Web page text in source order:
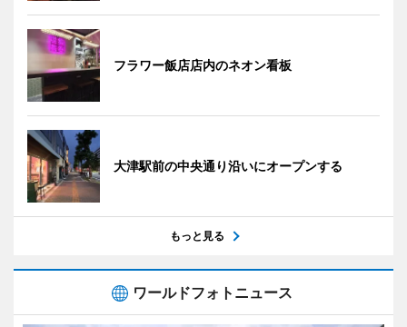
フラワー飯店店内のネオン看板
大津駅前の中央通り沿いにオープンする
もっと見る
ワールドフォトニュース